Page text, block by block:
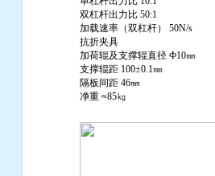
双杠杆出力比 50:1
加载速率（双杠杆） 50N/s
抗折夹具
加荷辊及支撑辊直径 Ф10㎜
支撑辊距 100±0.1㎜
隔板间距 46㎜
净重 ≈85㎏